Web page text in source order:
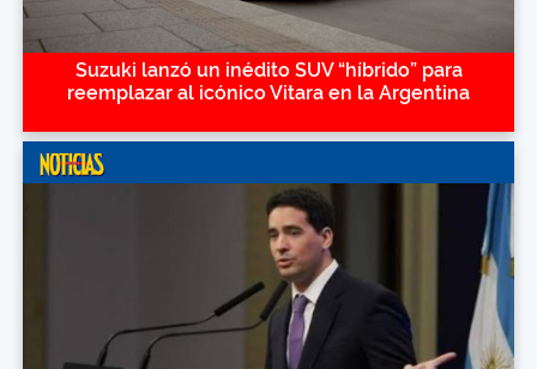
Suzuki lanzó un inédito SUV “híbrido” para
reemplazar al icónico Vitara en la Argentina